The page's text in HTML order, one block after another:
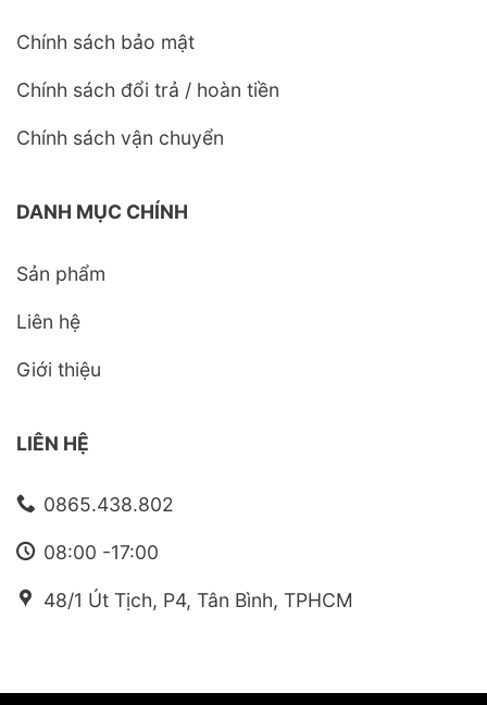
Chính sách bảo mật
Chính sách đổi trả / hoàn tiền
Chính sách vận chuyển
DANH MỤC CHÍNH
Sản phẩm
Liên hệ
Giới thiệu
LIÊN HỆ
0865.438.802
08:00 -17:00
48/1 Út Tịch, P4, Tân Bình, TPHCM